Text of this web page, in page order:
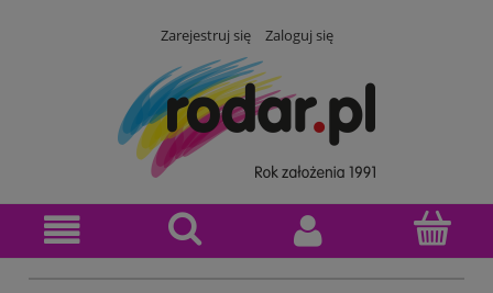
Zarejestruj się Zaloguj się